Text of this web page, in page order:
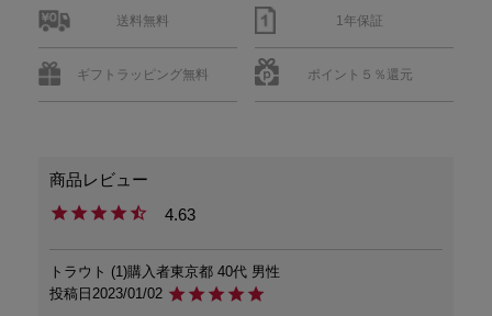
送料無料 1年保証
ギフトラッピング無料 ポイント５％還元
4.63
トラウト 1 購入者東京都 40代 男性
投稿日 2023/01/02